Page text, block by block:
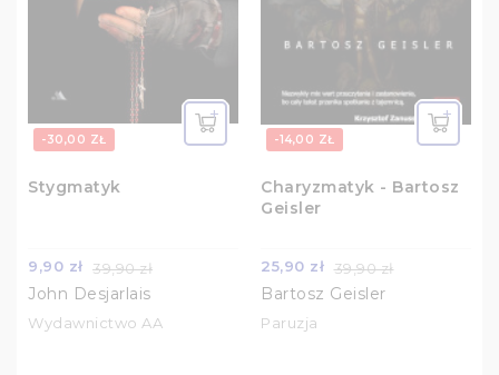
-30,00 ZŁ
Stygmatyk
9,90 zł 39,90 zł
John Desjarlais
Wydawnictwo AA
-14,00 ZŁ
Charyzmatyk - Bartosz
Geisler
25,90 zł 39,90 zł
Bartosz Geisler
Paruzja